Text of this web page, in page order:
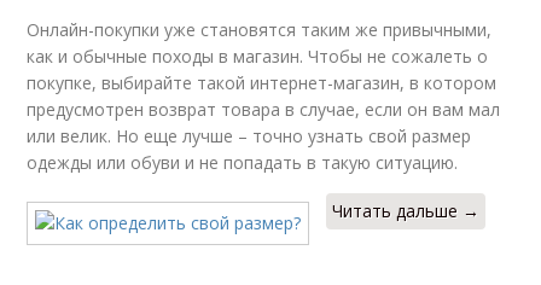
Онлайн-покупки уже становятся таким же привычными,
как и обычные походы в магазин. Чтобы не сожалеть о
покупке, выбирайте такой интернет-магазин, в котором
предусмотрен возврат товара в случае, если он вам мал
или велик. Но еще лучше – точно узнать свой размер
одежды или обуви и не попадать в такую ситуацию.
Читать дальше →